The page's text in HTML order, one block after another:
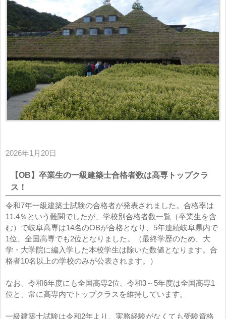
2026年1月20日
【OB】卒業生の一級建築士合格者数は高専トップクラ
ス！
令和7年一級建築士試験の合格者が発表されました。合格率は
11.4％という難関でしたが、学校別合格者数一覧（卒業生を含
む）で岐阜高専は14名のOBが合格となり、5年連続岐阜県内で
1位、全国高専でも2位となりました。（最終学歴のため、大
学・大学院に編入学した本校学生は除いた数値となります。合
格者10名以上の学校のみが公表されます。）
なお、令和6年度にも全国高専2位、令和3～5年度は全国高専1
位と、常に高専内でトップクラスを維持しています。
一級建築士試験は令和2年より、実務経験がなくても受験資格